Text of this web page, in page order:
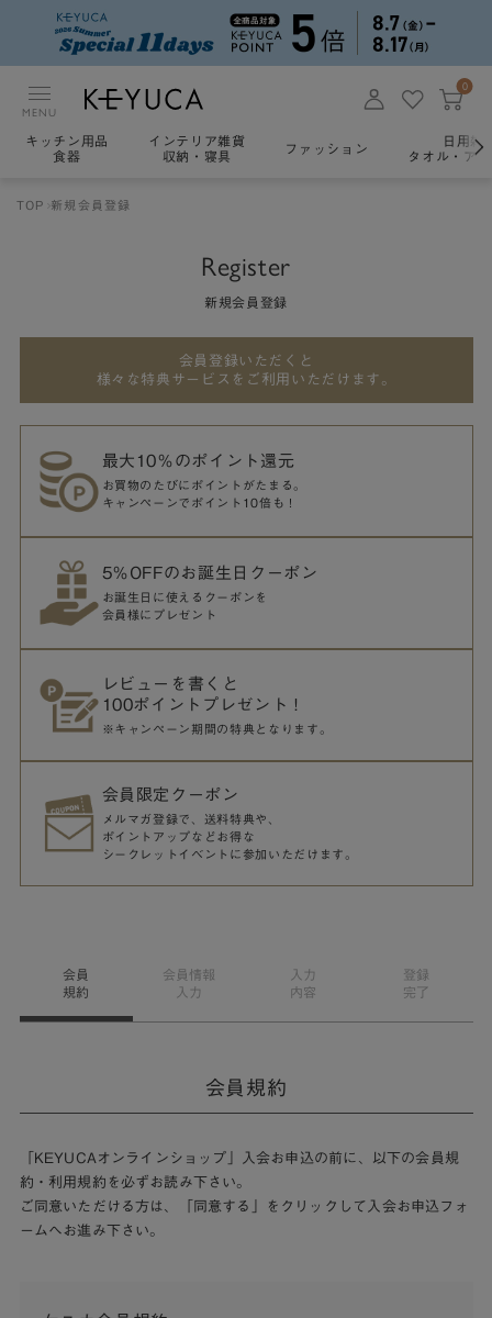
MENU
0
キッチン用品
食器
インテリア雑貨
収納・寝具
ファッション
日用雑
タオル・ア
TOP 新規会員登録
Register
新規会員登録
会員登録いただくと
様々な特典サービスをご利用いただけます。
最大10％のポイント還元
お買物のたびにポイントがたまる。
キャンペーンでポイント10倍も！
5％OFFのお誕生日クーポン
お誕生日に使えるクーポンを
会員様にプレゼント
レビューを書くと
100ポイントプレゼント！
※キャンペーン期間の特典となります。
会員限定クーポン
メルマガ登録で、送料特典や、
ポイントアップなどお得な
シークレットイベントに参加いただけます。
会員
規約
会員情報
入力
入力
内容
登録
完了
会員規約
「KEYUCAオンラインショップ」入会お申込の前に、以下の会員規
約・利用規約を必ずお読み下さい。
ご同意いただける方は、「同意する」をクリックして入会お申込フォ
ームへお進み下さい。